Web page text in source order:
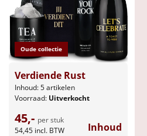
Alle overige
Oude collectie
Verdiende Rust
Inhoud: 5 artikelen
Voorraad: Uitverkocht
45,- per stuk
54,45 incl. BTW Inhoud